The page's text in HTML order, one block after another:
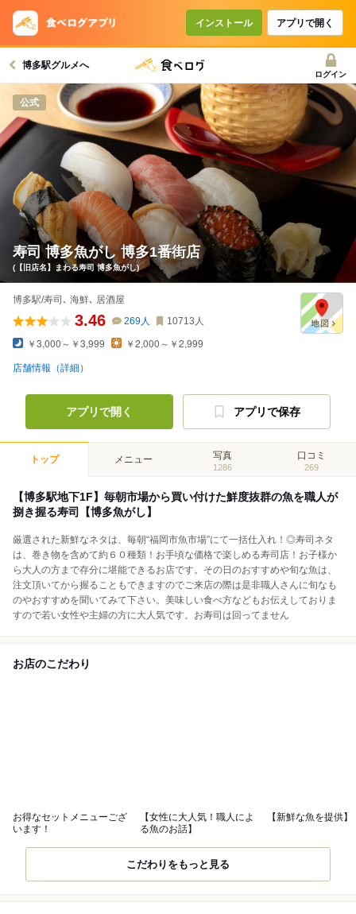
インストール アプリで開く
博多駅グルメへ
ログイン
公式
寿司 博多魚がし 博多1番街店
(【旧店名】まわる寿司 博多魚がし)
博多駅/寿司､ 海鮮､ 居酒屋
3.46 269人 10713 人
￥3,000～￥3,999 ￥2,000～￥2,999
店舗情報（詳細）
アプリで開く アプリで保存
トップ メニュー 写真
1286
口コミ
269
【博多駅地下1F】毎朝市場から買い付けた鮮度抜群の魚を職人が
捌き握る寿司【博多魚がし】
厳選された新鮮なネタは、毎朝“福岡市魚市場”にて一括仕入れ！◎寿司ネタ
は、巻き物を含めて約６０種類！お手頃な価格で楽しめる寿司店！お子様か
ら大人の方まで存分に堪能できるお店です。その日のおすすめや旬な魚は、
注文頂いてから握ることもできますのでご来店の際は是非職人さんに旬なも
のやおすすめを聞いてみて下さい。美味しい食べ方などもお伝えしておりま
すので若い女性や主婦の方に大人気です。お寿司は回ってません
お店のこだわり
お得なセットメニューござ
います！
【女性に大人気！職人によ
る魚のお話】
【新鮮な魚を提供】
こだわりをもっと見る